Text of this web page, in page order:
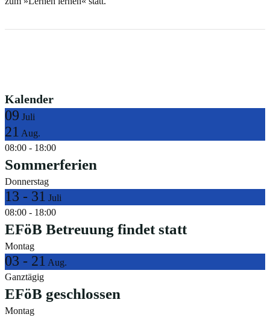
Kalender
09 Juli
21 Aug.
08:00 - 18:00
Sommerferien
Donnerstag
13 - 31 Juli
08:00 - 18:00
EFöB Betreuung findet statt
Montag
03 - 21 Aug.
Ganztägig
EFöB geschlossen
Montag